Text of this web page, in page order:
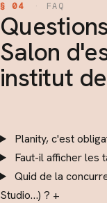
§ 04 · FAQ
Salon
institut
Planity, c'est
Faut-il afficher les
Quid de la
Studio…) ? +